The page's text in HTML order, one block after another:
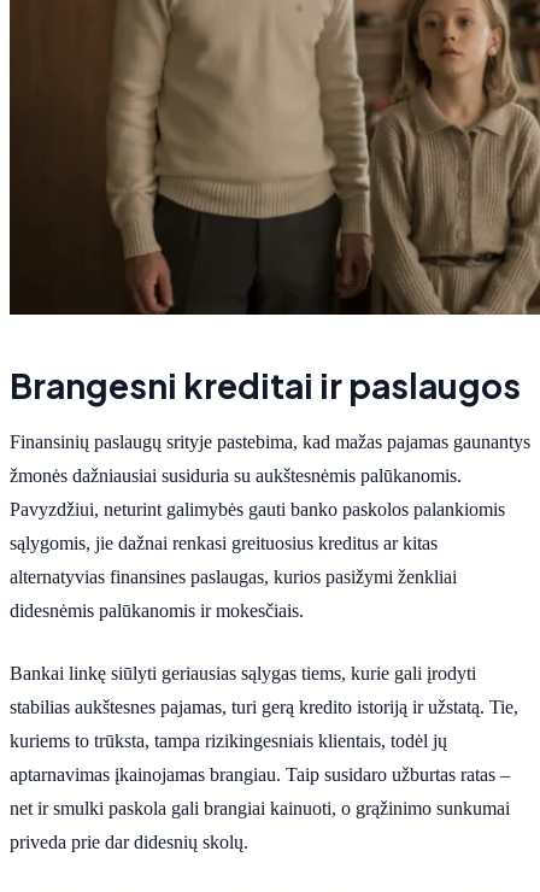
Brangesni kreditai ir paslaugos
Finansinių paslaugų srityje pastebima, kad mažas pajamas gaunantys
žmonės dažniausiai susiduria su aukštesnėmis palūkanomis.
Pavyzdžiui, neturint galimybės gauti banko paskolos palankiomis
sąlygomis, jie dažnai renkasi greituosius kreditus ar kitas
alternatyvias finansines paslaugas, kurios pasižymi ženkliai
didesnėmis palūkanomis ir mokesčiais.
Bankai linkę siūlyti geriausias sąlygas tiems, kurie gali įrodyti
stabilias aukštesnes pajamas, turi gerą kredito istoriją ir užstatą. Tie,
kuriems to trūksta, tampa rizikingesniais klientais, todėl jų
aptarnavimas įkainojamas brangiau. Taip susidaro užburtas ratas –
net ir smulki paskola gali brangiai kainuoti, o grąžinimo sunkumai
priveda prie dar didesnių skolų.